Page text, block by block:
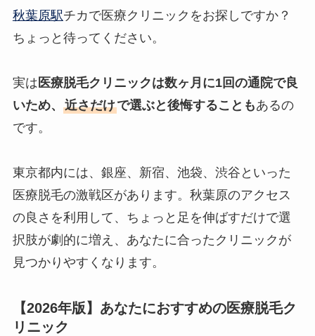
秋葉原駅チカで医療クリニックをお探しですか？
ちょっと待ってください。
実は 医療脱毛クリニックは数ヶ月に1回の通院で良
いため、 近さだけで選ぶと後悔することもあるの
です。
東京都内には、銀座、新宿、池袋、渋谷といった
医療脱毛の激戦区があります。秋葉原のアクセス
の良さを利用して、ちょっと足を伸ばすだけで選
択肢が劇的に増え、あなたに合ったクリニックが
見つかりやすくなります。
【2026年版】あなたにおすすめの医療脱毛ク
リニック